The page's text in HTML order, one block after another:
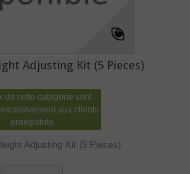
Adjusting Kit (5 Pieces)
de cette catégorie sont
aux clients
enregistrés
Adjusting Kit (5 Pieces)